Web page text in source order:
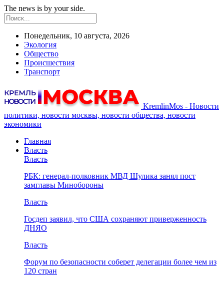
The news is by your side.
Понедельник, 10 августа, 2026
Экология
Общество
Происшествия
Транспорт
KremlinMos - Новости
политики, новости москвы, новости общества, новости
экономики
Главная
Власть
Власть
РБК: генерал-полковник МВД Шулика занял пост
замглавы Минобороны
Власть
Госдеп заявил, что США сохраняют приверженность
ДНЯО
Власть
Форум по безопасности соберет делегации более чем из
120 стран